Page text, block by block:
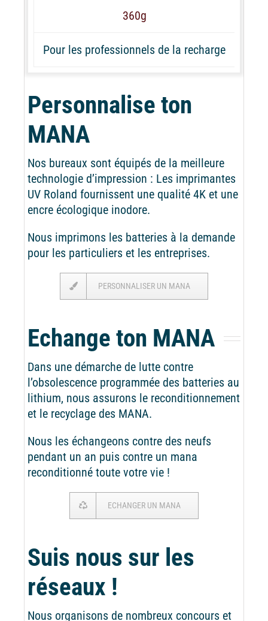
360g
Pour les professionnels de la recharge
Personnalise ton
MANA
Nos bureaux sont équipés de la meilleure
technologie d’impression : Les imprimantes
UV Roland fournissent une qualité 4K et une
encre écologique inodore.
Nous imprimons les batteries à la demande
pour les particuliers et les entreprises.
PERSONNALISER UN MANA
Echange ton MANA
Dans une démarche de lutte contre
l’obsolescence programmée des batteries au
lithium, nous assurons le reconditionnement
et le recyclage des MANA.
Nous les échangeons contre des neufs
pendant un an puis contre un mana
reconditionné toute votre vie !
ECHANGER UN MANA
Suis nous sur les
réseaux !
Nous organisons de nombreux concours et